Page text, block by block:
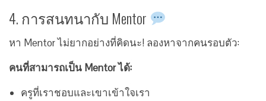
4. การสนทนากับ Mentor
หา Mentor ไม่ยากอย่างที่คิดนะ! ลองหาจากคนรอบตัว:
คนที่สามารถเป็น Mentor ได้:
ครูที่เราชอบและเขาเข้าใจเรา